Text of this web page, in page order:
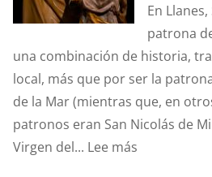
DE
SANTA
ANA?
En
patrona
una combinación de historia,
local, más que por ser la
de la Mar (mientras que, en
patronos eran San Nicolás de
Virgen del... Lee más: